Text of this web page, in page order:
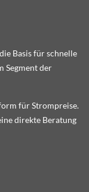
Basis für schnelle
Segment der
für Strompreise.
direkte Beratung